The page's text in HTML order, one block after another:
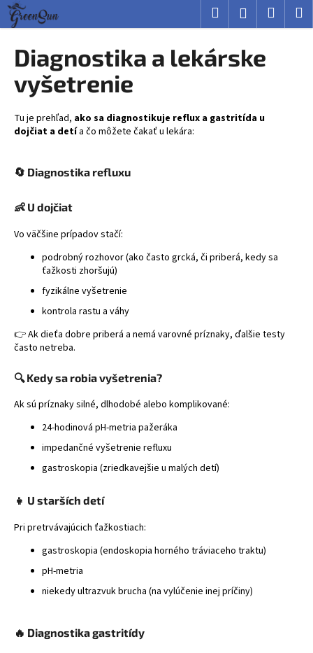
Prejsť
obsah
Hľadať Prihlásenie
Diagnostika a lekárske
vyšetrenie
Tu je prehľad, ako sa diagnostikuje reflux a gastritída u
dojčiat a detía čo môžete čakať u lekára:
🔄 Diagnostika refluxu
👶 U dojčiat
Vo väčšine prípadov stačí:
podrobný rozhovor (ako často grcká, či priberá, kedy sa
ťažkosti zhoršujú)
fyzikálne vyšetrenie
kontrola rastu a váhy
👉 Ak dieťa dobre priberá a nemá varovné príznaky, ďalšie testy
často netreba.
🔍 Kedy sa robia vyšetrenia?
Ak sú príznaky silné, dlhodobé alebo komplikované:
24-hodinová pH-metria pažeráka
impedančné vyšetrenie refluxu
gastroskopia (zriedkavejšie u malých detí)
👧 U starších detí
Pri pretrvávajúcich ťažkostiach:
gastroskopia (endoskopia horného tráviaceho traktu)
pH-metria
niekedy ultrazvuk brucha (na vylúčenie inej príčiny)
🔥 Diagnostika gastritídy
K
o
Č
o
p
o
r
b
j
á
j
s
ť
?
HĽADAŤ